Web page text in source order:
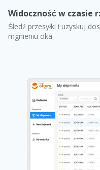
Widoczność w czasie
Śledź przesyłki i uzyskuj
mgnieniu oka